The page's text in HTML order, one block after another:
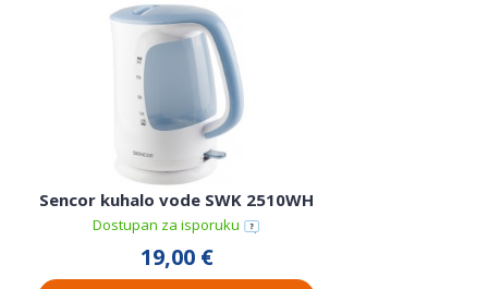
Sencor kuhalo vode SWK 2510WH
Dostupan za isporuku
19,00 €